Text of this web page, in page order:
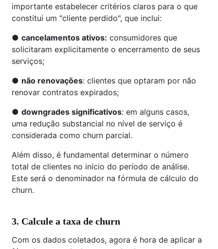
importante estabelecer critérios claros para o que
constitui um "cliente perdido", que inclui:
● cancelamentos ativos: consumidores que
solicitaram explicitamente o encerramento de seus
serviços;
● não renovações: clientes que optaram por não
renovar contratos expirados;
● downgrades significativos: em alguns casos,
uma redução substancial no nível de serviço é
considerada como churn parcial.
Além disso, é fundamental determinar o número
total de clientes no início do período de análise.
Este será o denominador na fórmula de cálculo do
churn.
3. Calcule a taxa de churn
Com os dados coletados, agora é hora de aplicar a